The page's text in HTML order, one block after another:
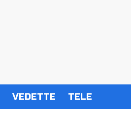
VEDETTE TELE